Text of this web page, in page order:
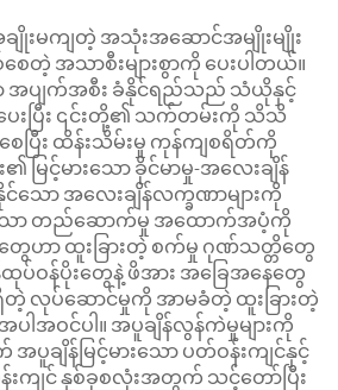
းမကျတဲ့ အသုံးအဆောင်အမျိုးမျိုး
ေတဲ့ အသာစီးများစွာကို ပေးပါတယ်။
ာ အပျက်အစီး ခံနိုင်ရည်သည် သံယိုနှင့်
ေးပြီး ၎င်းတို့၏ သက်တမ်းကို သိသိ
ပြီး ထိန်းသိမ်းမှု ကုန်ကျစရိတ်ကို
၏ မြင့်မားသော ခိုင်မာမှု-အလေးချိန်
သော အလေးချိန်လက္ခဏာများကို
သော တည်ဆောက်မှု အထောက်အပံ့ကို
တွေဟာ ထူးခြားတဲ့ စက်မှု ဂုဏ်သတ္တိတွေ
န်ထုပ်ဝန်ပိုးတွေနဲ့ ဖိအား အခြေအနေတွေ
လုပ်ဆောင်မှုကို အာမခံတဲ့ ထူးခြားတဲ့
ါအဝင်ပါ။ အပူချိန်လွန်ကဲမှုများကို
ျိန်မြင့်မားသော ပတ်ဝန်းကျင်နှင့်
းကျင် နှစ်ခုစလုံးအတွက် သင့်တော်ပြီး